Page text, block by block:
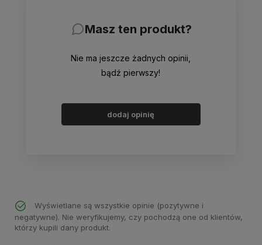
Masz ten produkt?
Nie ma jeszcze żadnych opinii,
bądź pierwszy!
dodaj opinię
Wyświetlane są wszystkie opinie (pozytywne i
negatywne). Nie weryfikujemy, czy pochodzą one od klientów,
którzy kupili dany produkt.